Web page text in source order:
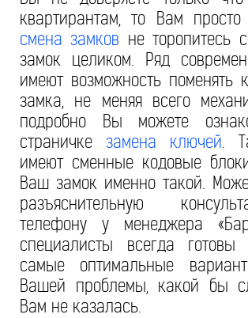
квартирантам, то Вам просто
смена замков не торопитесь
замок целиком. Ряд
имеют возможность поменять
замка, не меняя всего
подробно Вы можете
страничке замена ключей.
имеют сменные кодовые
Ваш замок именно такой.
разъяснительную
телефону у менеджера
специалисты всегда готовы
самые оптимальные
Вашей проблемы, какой бы
Вам не казалась.